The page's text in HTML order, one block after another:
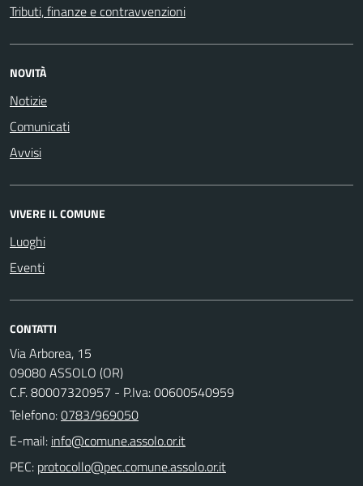
Tributi, finanze e contravvenzioni
NOVITÀ
Notizie
Comunicati
Avvisi
VIVERE IL COMUNE
Luoghi
Eventi
CONTATTI
Via Arborea, 15
09080 ASSOLO (OR)
C.F. 80007320957 - P.Iva: 00600540959
Telefono:0783/969050
E-mail:
PEC: